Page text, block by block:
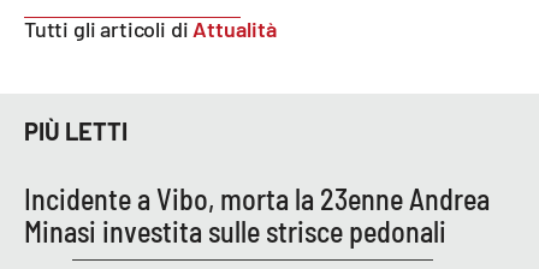
Venti di comunicazione
STREAMING
LaC Network
Tutti gli articoli di Attualità
PIÙ LETTI
Incidente a Vibo, morta la 23enne Andrea
Minasi investita sulle strisce pedonali